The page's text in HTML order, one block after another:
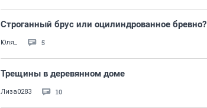
Строганный брус или оцилиндрованное бревно?
Юля_ 5
Трещины в деревянном доме
Лиза0283 10